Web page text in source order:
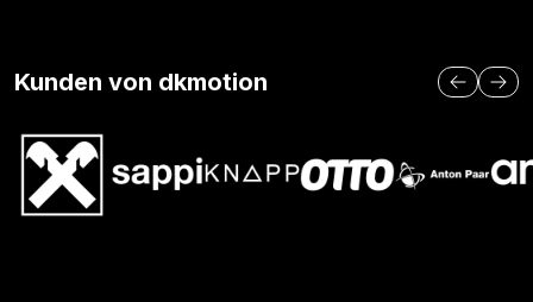
Kunden von dkmotion